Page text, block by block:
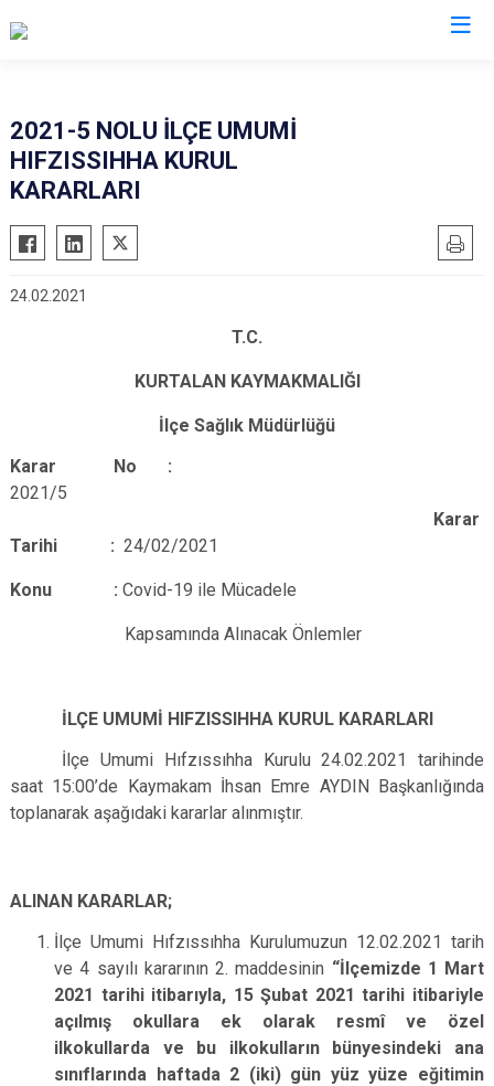
Tillo
Eruh
2021-5 NOLU İLÇE UMUMİ
HIFZISSIHHA KURUL
KARARLARI
24.02.2021
T.C.
KURTALAN KAYMAKMALIĞI
İlçe Sağlık Müdürlüğü
Karar No :
2021/5
Karar
Tarihi : 24/02/2021
Konu : Covid-19 ile Mücadele
Kapsamında Alınacak Önlemler
İLÇE UMUMİ HIFZISSIHHA KURUL KARARLARI
İlçe Umumi Hıfzıssıhha Kurulu 24.02.2021 tarihinde
saat 15:00’de Kaymakam İhsan Emre AYDIN Başkanlığında
toplanarak aşağıdaki kararlar alınmıştır.
ALINAN KARARLAR;
İlçe Umumi Hıfzıssıhha Kurulumuzun 12.02.2021 tarih
ve 4 sayılı kararının 2. maddesinin “İlçemizde 1 Mart
2021 tarihi itibarıyla, 15 Şubat 2021 tarihi itibariyle
açılmış okullara ek olarak resmî ve özel
ilkokullarda ve bu ilkokulların bünyesindeki ana
sınıflarında haftada 2 (iki) gün yüz yüze eğitimin